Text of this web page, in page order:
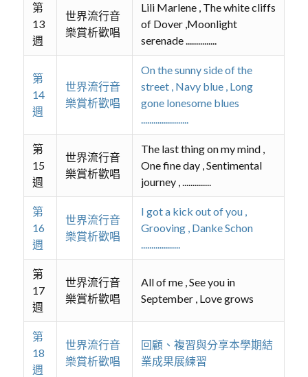
第
13
週
世界流行音
樂賞析歡唱
Lili Marlene , The white cliffs
of Dover ,Moonlight
serenade ...............
第
14
週
世界流行音
樂賞析歡唱
On the sunny side of the
street , Navy blue , Long
gone lonesome blues
.......................
第
15
週
世界流行音
樂賞析歡唱
The last thing on my mind ,
One fine day , Sentimental
journey , ..............
第
16
週
世界流行音
樂賞析歡唱
I got a kick out of you ,
Grooving , Danke Schon
...................
第
17
週
世界流行音
樂賞析歡唱
All of me , See you in
September , Love grows
第
18
週
世界流行音
樂賞析歡唱
回顧、複習與分享本學期結
業成果展練習